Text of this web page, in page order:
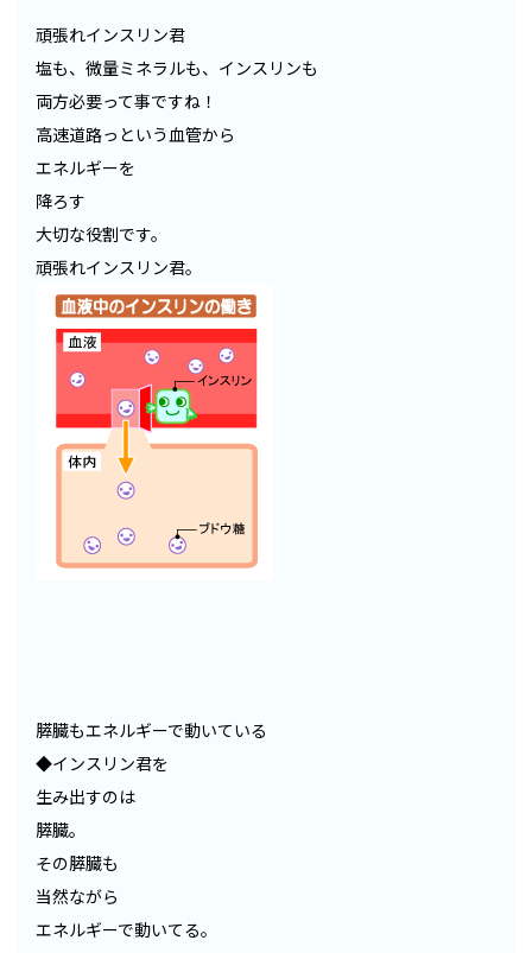
頑張れインスリン君
塩も、微量ミネラルも、インスリンも
両方必要って事ですね！
高速道路っという血管から
エネルギーを
降ろす
大切な役割です。
頑張れインスリン君。
膵臓もエネルギーで動いている
◆インスリン君を
生み出すのは
膵臓。
その膵臓も
当然ながら
エネルギーで動いてる。